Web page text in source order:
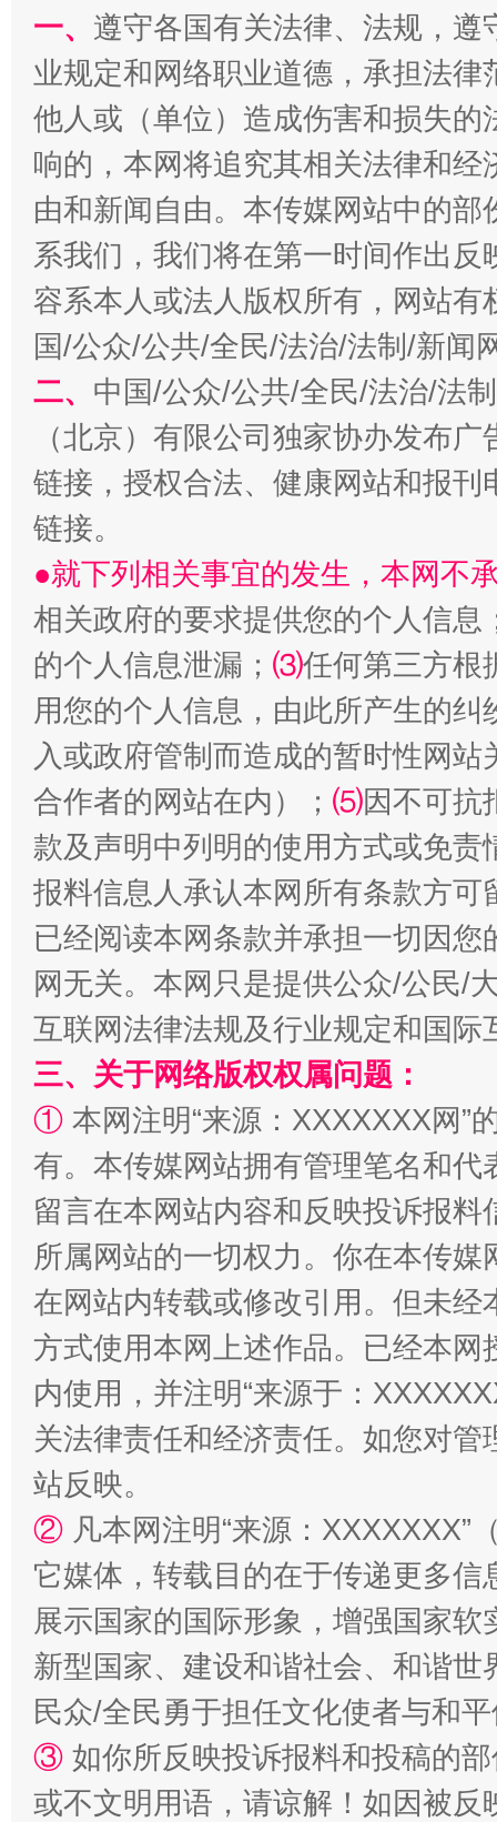
在谋一域中谋全局
今
习近平的博鳌关键词
魏明
“刷贴”乱象丛生
生
揭批美国五大"原罪" "炒
解纷+调解+退费，一次搞定
站台名比不上好声名
一、 遵守各国有关法律、法规，
业规定和网络职业道德，承担法
他人或（单位）造成伤害和损失
响的，本网将追究其相关法律和
由和新闻自由。本传媒网站中的
系我们，我们将在第一时间作出
容系本人或法人版权所有，网站
国/公众/公共/全民/法治/法制/新闻
二、 中国/公众/公共/全民/法治/法
（北京）有限公司独家协办发布
链接，授权合法、健康网站和报
链接。
●就下列相关事宜的发生，本网不
相关政府的要求提供您的个人信息
的个人信息泄漏； ⑶任何第三方根
用您的个人信息，由此所产生的纠
入或政府管制而造成的暂时性网
合作者的网站在内）； ⑸因不可抗
款及声明中列明的使用方式或免责
报料信息人承认本网所有条款方
已经阅读本网条款并承担一切因
网无关。本网只是提供公众/公民/
互联网法律法规及行业规定和国
三、关于网络版权权属问题：
① 本网注明“来源：XXXXXXX网”
有。本传媒网站拥有管理笔名和
留言在本网站内容和反映投诉报
所属网站的一切权力。你在本传
在网站内转载或修改引用。但未
方式使用本网上述作品。已经本
内使用，并注明“来源于：
关法律责任和经济责任。如您对
站反映。
② 凡本网注明“来源：
它媒体，转载目的在于传递更多
展示国家的国际形象，增强国家
新型国家、建设和谐社会、和谐
民众/全民勇于担任文化使者与和
③ 如你所反映投诉报料和投稿的
或不文明用语，请谅解！如因被